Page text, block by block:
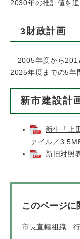
2030年の推計値を
3財政計画
2005年度から
2025年度までの5年
新市建設計
新生「上
ァイル／
新旧対照
このページに
市長直轄組織